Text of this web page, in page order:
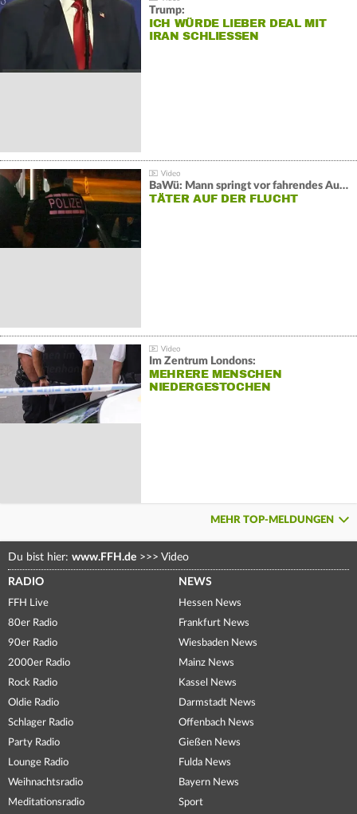
Trump:
ICH WÜRDE LIEBER DEAL MIT
IRAN SCHLIESSEN
BaWü: Mann springt vor fahrendes Auto und schießt
TÄTER AUF DER FLUCHT
Im Zentrum Londons:
MEHRERE MENSCHEN
NIEDERGESTOCHEN
MEHR TOP-MELDUNGEN
Du bist hier: www.FFH.de >>> Video
RADIO
FFH Live
80er Radio
90er Radio
2000er Radio
Rock Radio
Oldie Radio
Schlager Radio
Party Radio
Lounge Radio
Weihnachtsradio
Meditationsradio
NEWS
Hessen News
Frankfurt News
Wiesbaden News
Mainz News
Kassel News
Darmstadt News
Offenbach News
Gießen News
Fulda News
Bayern News
Sport